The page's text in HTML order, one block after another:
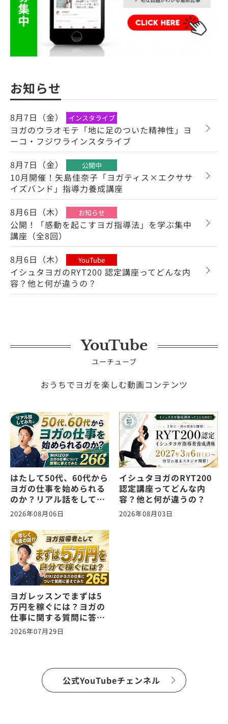
お知らせ
8月7日（金） インスタライブ
ヨガのウラオモテ「地に足のついた精神性」ヨ
ーコ・フジワラインスタライブ
8月7日（金）
公開中
10月開催！矢島佳奈子「ヨガティス×エクササ
イズバンド」指導力養成講座
8月6日（木）
お知らせ
公開！「感動を起こすヨガ指導法」を学ぶ集中
講座（全8回）
8月6日（木）
YouTube
イシュタヨガのRYT200 認定講座ってどんな内
容？他と何が違うの？
YouTube
ユーチューブ
おうちでヨガを楽しむ動画コンテンツ
はたして50代、60代から
ヨガの仕事を始められる
のか？リアル話をしてみ
た。ヨガの仕事に関する
質問に答えます！
vol.266
2026年08月06日
イシュタヨガのRYT200
認定講座ってどんな内
容？他と何が違うの？
2026年08月03日
ヨガレッスンでまずは5
万円を稼ぐには？ヨガの
仕事に関する質問に答え
ます！vol.265
2026年07月29日
公式YouTubeチェンネル